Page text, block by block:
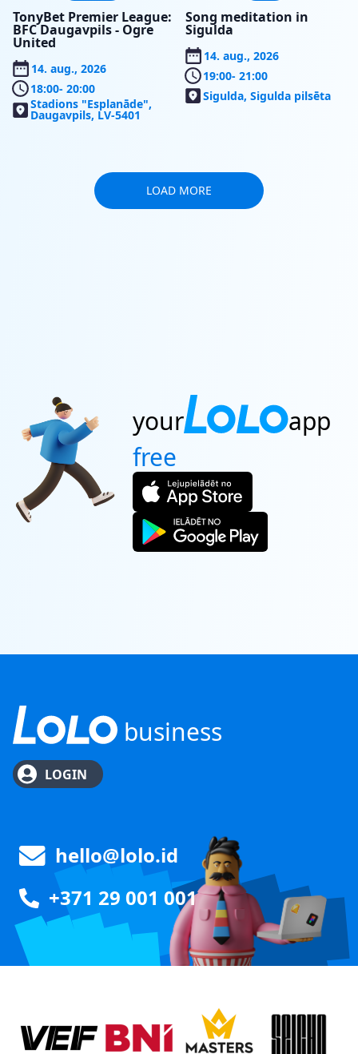
TonyBet Premier League:
BFC Daugavpils - Ogre
United
14. aug., 2026
18:00- 20:00
Stadions "Esplanāde",
Daugavpils, LV-5401
Song meditation in
Sigulda
14. aug., 2026
19:00- 21:00
Sigulda, Sigulda pilsēta
LOAD MORE
your
app
free
business
LOGIN
hello@lolo.id
+371 29 001 001